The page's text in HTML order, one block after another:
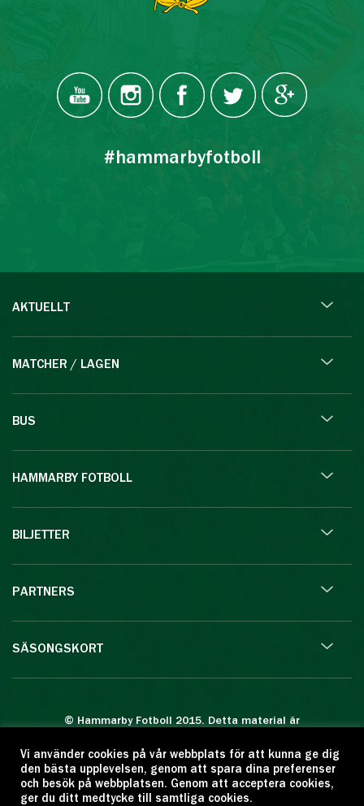
#hammarbyfotboll
AKTUELLT
MATCHER / LAGEN
BUS
HAMMARBY FOTBOLL
BILJETTER
PARTNERS
SÄSONGSKORT
© Hammarby Fotboll 2015. Detta material är
Eftertryck eller annan kopiering är förbjuden.
Citera oss gärna men ange källan:
www.hammarbyfotboll.se. Ansvarig utgivare:
Vi använder cookies på vår webbplats för att kunna ge dig
den bästa upplevelsen, genom att spara dina preferenser
och besök på webbplatsen. Genom att acceptera cookies,
ger du ditt medtycke till samtliga cookies.